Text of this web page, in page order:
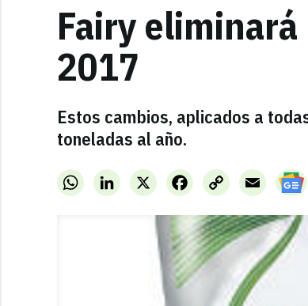
Fairy
2017
Estos cambios, aplicados a
toneladas al año.
WhatsAppLinkedInX FacebookCopy
Link
Email